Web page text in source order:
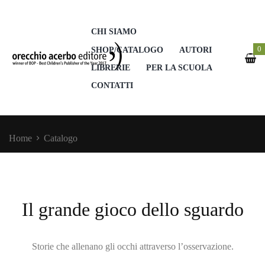
CHI SIAMO
SHOP/CATALOGO
AUTORI
LIBRERIE
PER LA SCUOLA
CONTATTI
0
Home Catalogo
Il grande gioco dello sguardo
Storie che allenano gli occhi attraverso l’osservazione.